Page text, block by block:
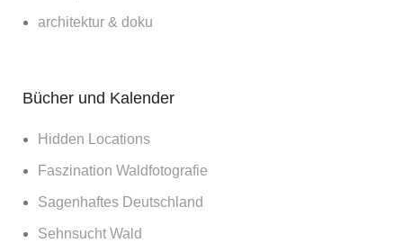
architektur & doku
Bücher und Kalender
Hidden Locations
Faszination Waldfotografie
Sagenhaftes Deutschland
Sehnsucht Wald